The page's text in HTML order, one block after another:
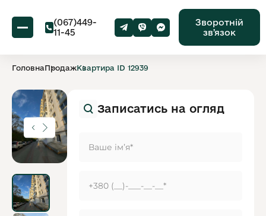
(067)449-
11-45
Зворотній
звʼязок
ГоловнаПродажКвартира ID 12939
Записатись на огляд